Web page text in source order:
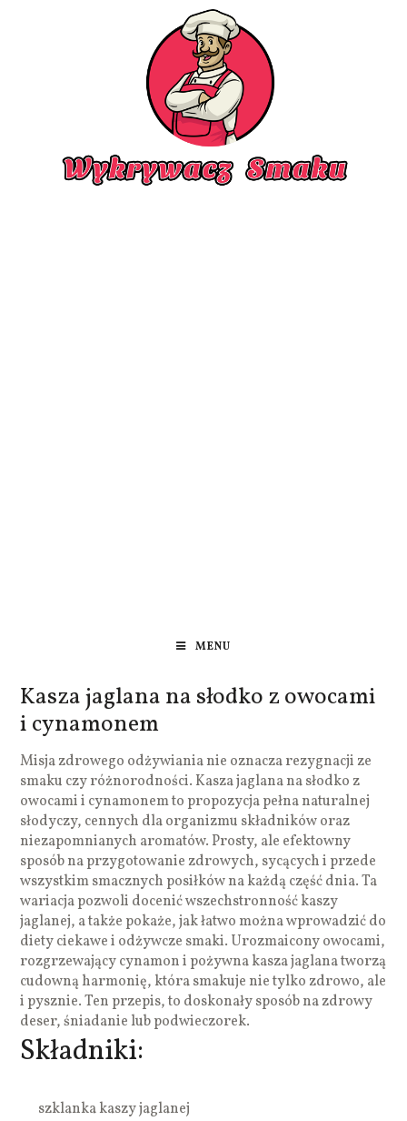
MENU
Kasza jaglana na słodko z owocami
i cynamonem
Misja zdrowego odżywiania nie oznacza rezygnacji ze
smaku czy różnorodności. Kasza jaglana na słodko z
owocami i cynamonem to propozycja pełna naturalnej
słodyczy, cennych dla organizmu składników oraz
niezapomnianych aromatów. Prosty, ale efektowny
sposób na przygotowanie zdrowych, sycących i przede
wszystkim smacznych posiłków na każdą część dnia. Ta
wariacja pozwoli docenić wszechstronność kaszy
jaglanej, a także pokaże, jak łatwo można wprowadzić do
diety ciekawe i odżywcze smaki. Urozmaicony owocami,
rozgrzewający cynamon i pożywna kasza jaglana tworzą
cudowną harmonię, która smakuje nie tylko zdrowo, ale
i pysznie. Ten przepis, to doskonały sposób na zdrowy
deser, śniadanie lub podwieczorek.
Składniki:
szklanka kaszy jaglanej